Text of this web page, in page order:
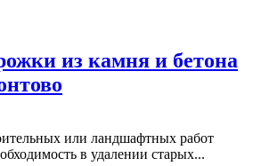
из камня и бетона
или ландшафтных работ
в удалении старых...